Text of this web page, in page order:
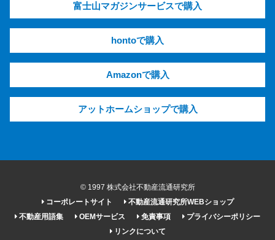
富士山マガジンサービスで購入
hontoで購入
Amazonで購入
アットホームショップで購入
© 1997 株式会社不動産流通研究所
コーポレートサイト
不動産流通研究所WEBショップ
不動産用語集
OEMサービス 免責事項
プライバシーポリシー
リンクについて